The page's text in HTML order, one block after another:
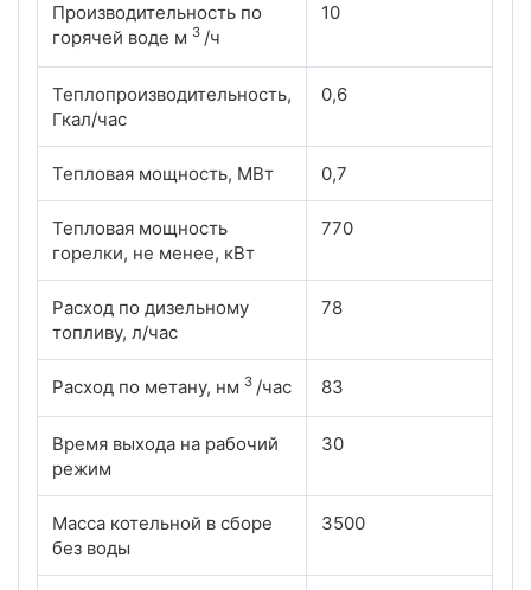
Производительность по
горячей воде м 3 /ч
10
Теплопроизводительность,
Гкал/час
0,6
Тепловая мощность, МВт 0,7
Тепловая мощность
горелки, не менее, кВт
770
Расход по дизельному
топливу, л/час
78
Расход по метану, нм 3 /час 83
Время выхода на рабочий
режим
30
Масса котельной в сборе
без воды
3500